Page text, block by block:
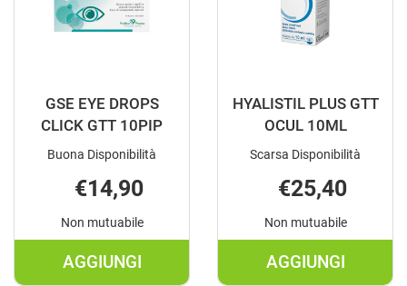
GSE EYE DROPS
CLICK GTT 10PIP
Buona Disponibilità
€14,90
Non mutuabile
AGGIUNGI
AGGIUNGI GSE
HYALISTIL PLUS GTT
OCUL 10ML
Scarsa Disponibilità
€25,40
Non mutuabile
AGGIUNGI
AGGIUNGI